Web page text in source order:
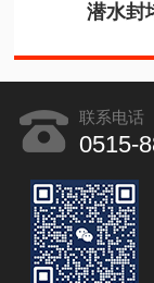
潜水封
联系电话
0515-